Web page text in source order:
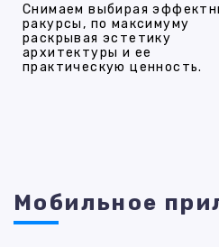
Снимаем выбирая
ракурсы, по максимуму
раскрывая эстетику
архитектуры и ее
практическую ценность.
Мобильное